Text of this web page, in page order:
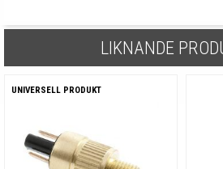
LIKNANDE
UNIVERSELL PRODUKT